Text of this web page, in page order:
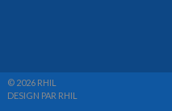
© 2026 RHIL
DESIGN PAR RHIL